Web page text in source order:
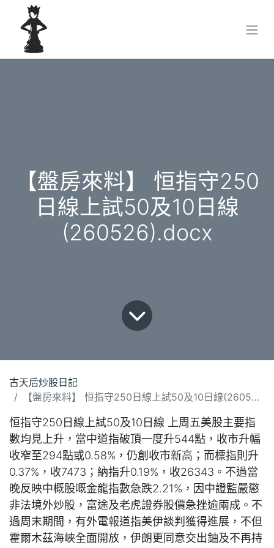
【盤房來料】 恒指守250
日線上試50及10日線
(260526).docx
古天后炒股日記
【盤房來料】 恒指守250日線上試50及10日線(260526).docx
恒指守250日線上試50及10日線 上周五美股主要指
數均見上升，當中道指破頂一度升544點，收市升幅
收窄至294點或0.58%，仍創收市新高；而標指則升
0.37%，收7473；納指升0.19%，收26343。不過當
晚反映中概股嘅金龍指數急跌2.21%，因中證監嚴懲
非法境外炒股，富途及老虎證券股價急挫逾兩成。不
過周末期間，有外電報道指美伊談判獲得進展，不但
霍爾木茲海峽全面開放，伊朗更同意交出鈾及不再持